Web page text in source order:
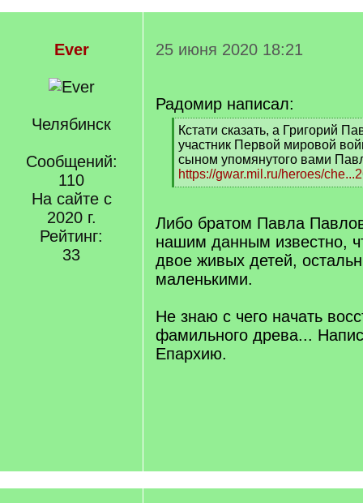
Ever
Челябинск
Сообщений:
110
На сайте с
2020 г.
Рейтинг:
33
25 июня 2020 18:21
Радомир написал:
[
q
]
Кстати сказать, а Григорий
участник Первой мировой
сыном упомянутого вами
https://gwar.mil.ru/heroes/
[
q
]
Либо братом Павла
нашим данным известно,
двое живых детей,
маленькими.
Не знаю с чего начать
фамильного древа...
Епархию.